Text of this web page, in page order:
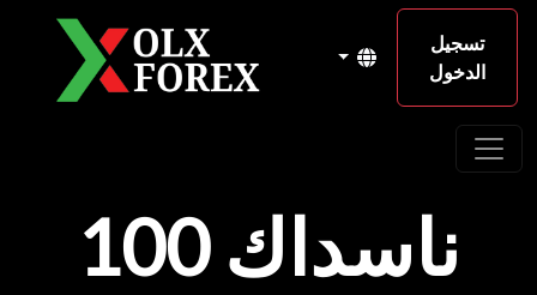
تسجيل
الدخول
ناسداك 100